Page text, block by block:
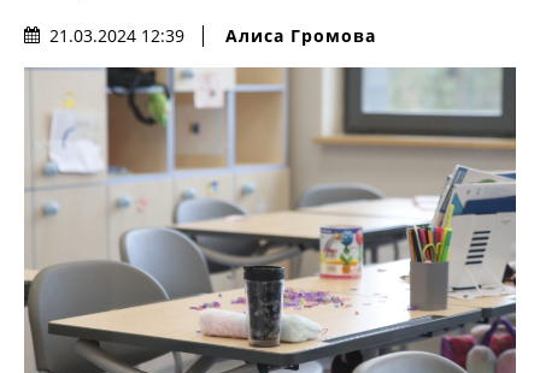
21.03.2024 12:39 Алиса Громова